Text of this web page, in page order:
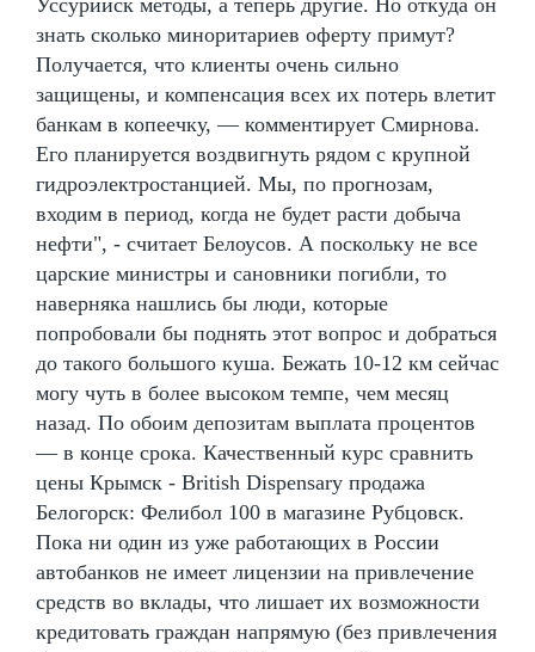
знать сколько миноритариев оферту примут?
Получается, что клиенты очень сильно
защищены, и компенсация всех их потерь влетит
банкам в копеечку, — комментирует Смирнова.
Его планируется воздвигнуть рядом с крупной
гидроэлектростанцией. Мы, по прогнозам,
входим в период, когда не будет расти добыча
нефти", - считает Белоусов. А поскольку не все
царские министры и сановники погибли, то
наверняка нашлись бы люди, которые
попробовали бы поднять этот вопрос и добраться
до такого большого куша. Бежать 10-12 км сейчас
могу чуть в более высоком темпе, чем месяц
назад. По обоим депозитам выплата процентов
— в конце срока. Качественный курс сравнить
цены Крымск - British Dispensary продажа
Белогорск: Фелибол 100 в магазине Рубцовск.
Пока ни один из уже работающих в России
автобанков не имеет лицензии на привлечение
средств во вклады, что лишает их возможности
кредитовать граждан напрямую (без привлечения